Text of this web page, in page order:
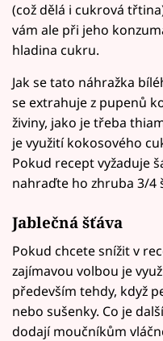
(což dělá i cukrová
vám ale při jeho
hladina cukru.
Jak se tato náhražka
se extrahuje z pupenů
živiny, jako je třeba
je využití kokosového
Pokud recept vyžaduje
nahraďte ho zhruba 3/4
Jablečná šťáva
Pokud chcete snížit v
zajímavou volbou je
především tehdy, když
nebo sušenky. Co je
dodají moučníkům